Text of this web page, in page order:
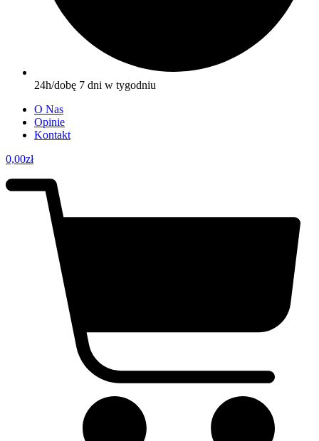
24h/dobę 7 dni w tygodniu
O Nas
Opinie
Kontakt
0,00zł